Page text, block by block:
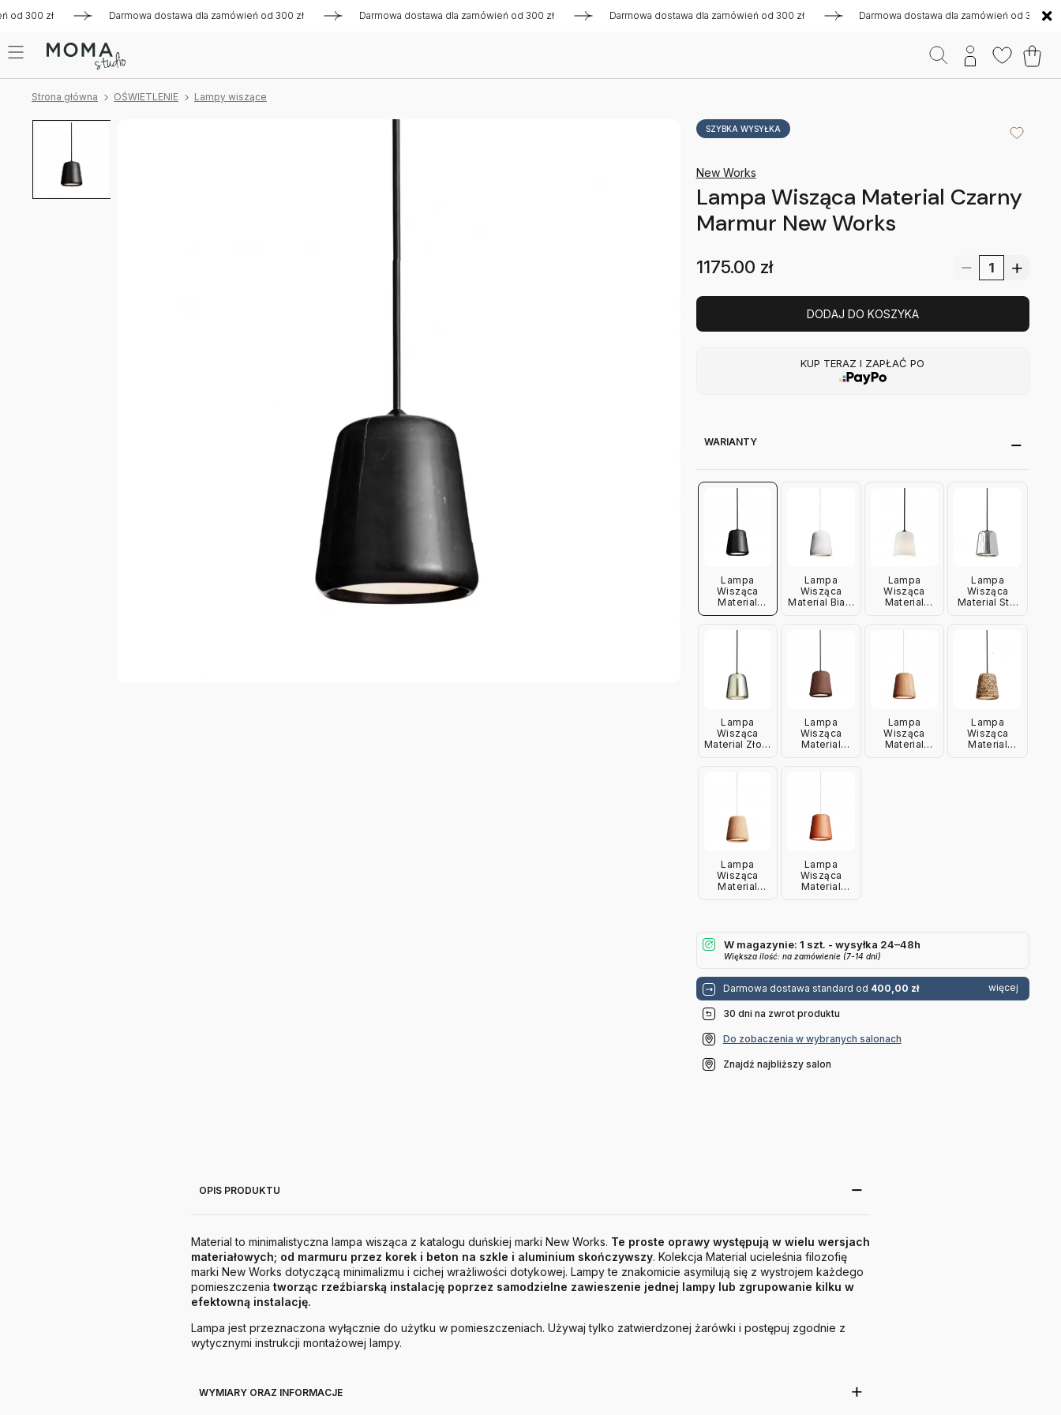
300 zł Darmowa dostawa dla zamówień od 300 zł Darmowa dostawa dla zamówień od 300 zł Darmowa dostawa dla zamówień od 300 zł Darmowa dostawa dla zamówień od 300 zł
Strona główna OŚWIETLENIE Lampy wiszące
SZYBKA WYSYŁKA
New Works
Lampa Wisząca Material Czarny
Marmur New Works
1175.00 zł
DODAJ DO KOSZYKA
KUP TERAZ I ZAPŁAĆ PO
WARIANTY
Lampa
Wisząca
Material
Czarny
Lampa
Wisząca
Material Biały
Lampa
Wisząca
Material
Lampa
Wisząca
Material Stal
Lampa
Wisząca
Material Złota
Lampa
Wisząca
Material
Lampa
Wisząca
Material
Lampa
Wisząca
Material
Lampa
Wisząca
Material
Lampa
Wisząca
Material
W magazynie: 1 szt. - wysyłka 24–48h
Większa ilość: na zamówienie (7-14 dni)
Darmowa dostawa standard od 400,00 zł więcej
30 dni na zwrot produktu
Do zobaczenia w wybranych salonach
Znajdź najbliższy salon
OPIS PRODUKTU
Material to minimalistyczna lampa wisząca z katalogu duńskiej marki New Works. Te proste oprawy występują w wielu wersjach
materiałowych; od marmuru przez korek i beton na szkle i aluminium skończywszy. Kolekcja Material ucieleśnia filozofię
marki New Works dotyczącą minimalizmu i cichej wrażliwości dotykowej. Lampy te znakomicie asymilują się z wystrojem każdego
pomieszczenia tworząc rzeźbiarską instalację poprzez samodzielne zawieszenie jednej lampy lub zgrupowanie kilku w
efektowną instalację.
Lampa jest przeznaczona wyłącznie do użytku w pomieszczeniach. Używaj tylko zatwierdzonej żarówki i postępuj zgodnie z
wytycznymi instrukcji montażowej lampy.
WYMIARY ORAZ INFORMACJE